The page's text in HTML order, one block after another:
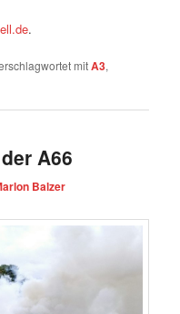
.
mitA3,
A66
Balzer